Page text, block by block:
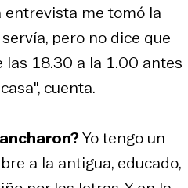
entrevista me tomó la
pero no dice que
18.30 a la 1.00 antes
cuenta.
Yo tengo un
a la antigua, educado,